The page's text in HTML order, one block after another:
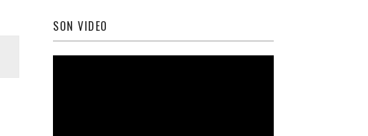
SON VIDEO